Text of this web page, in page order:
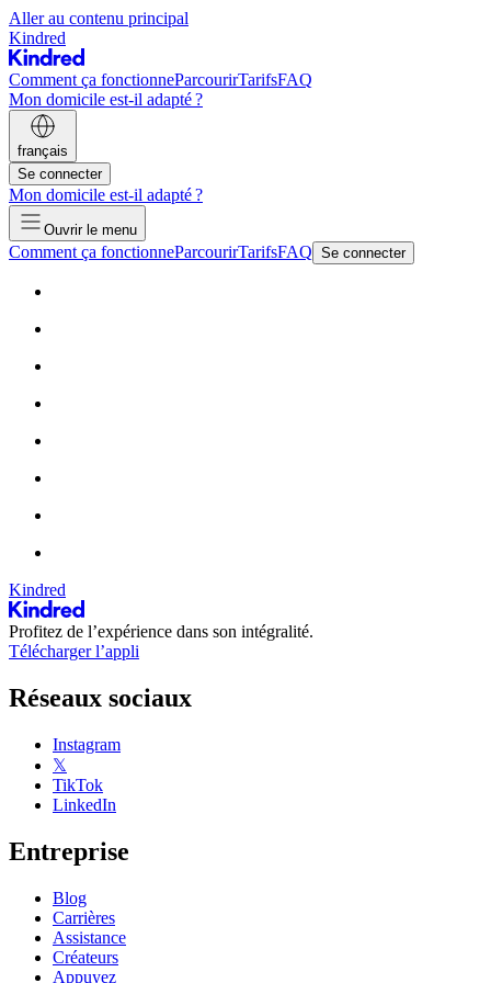
Aller au contenu principal
Kindred
Comment ça fonctionneParcourirTarifsFAQ
Mon domicile est-il adapté ?
français
Se connecter
Mon domicile est-il adapté ?
Ouvrir le menu
Comment ça fonctionneParcourirTarifsFAQ Se connecter
Kindred
Profitez de l’expérience dans son intégralité.
Télécharger l’appli
Réseaux sociaux
Instagram
𝕏
TikTok
LinkedIn
Entreprise
Blog
Carrières
Assistance
Créateurs
Appuyez